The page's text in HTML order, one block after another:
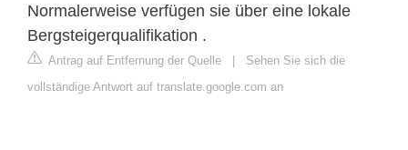
Normalerweise verfügen sie über eine lokale
Bergsteigerqualifikation .
Antrag auf Entfernung der Quelle | Sehen Sie sich die
vollständige Antwort auf translate.google.com an